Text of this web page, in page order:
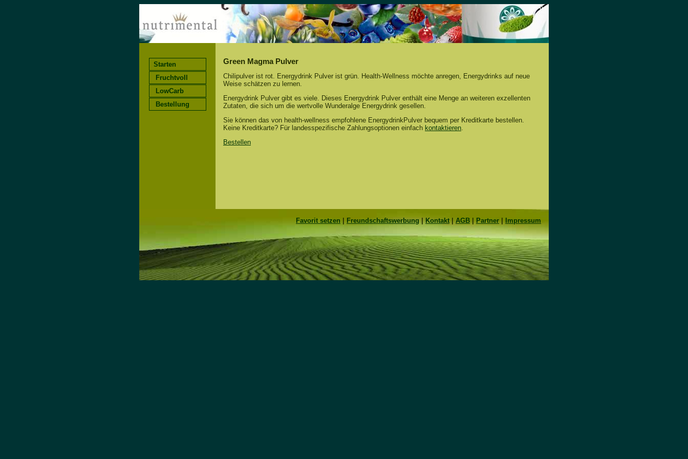
Starten
Fruchtvoll
LowCarb
Bestellung
Green Magma Pulver
Chilipulver ist rot. Energydrink Pulver ist grün. Health-Wellness möchte anregen, Energydrinks auf neue
Weise schätzen zu lernen.
Energydrink Pulver gibt es viele. Dieses Energydrink Pulver enthält eine Menge an weiteren exzellenten
Zutaten, die sich um die wertvolle Wunderalge Energydrink gesellen.
Sie können das von health-wellness empfohlene EnergydrinkPulver bequem per Kreditkarte bestellen.
Keine Kreditkarte? Für landesspezifische Zahlungsoptionen einfach kontaktieren
Bestellen
Favorit setzen Freundschaftswerbung|Kontakt| AGB|Partner Impressum